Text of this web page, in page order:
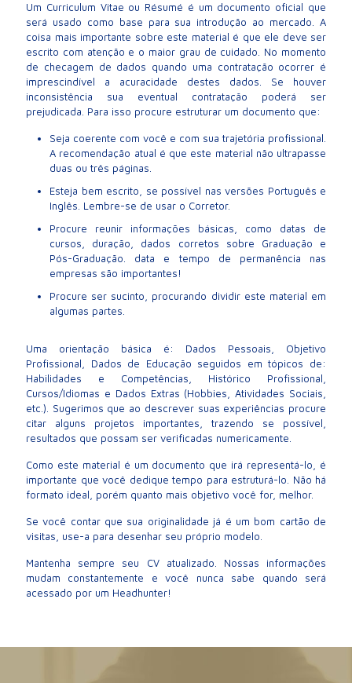
Um Curriculum Vitae ou Résumé é um documento oficial que
será usado como base para sua introdução ao mercado. A
coisa mais importante sobre este material é que ele deve ser
escrito com atenção e o maior grau de cuidado. No momento
de checagem de dados quando uma contratação ocorrer é
imprescindível a acuracidade destes dados. Se houver
inconsistência sua eventual contratação poderá ser
prejudicada. Para isso procure estruturar um documento que:
Seja coerente com você e com sua trajetória profissional.
A recomendação atual é que este material não ultrapasse
duas ou três páginas.
Esteja bem escrito, se possível nas versões Português e
Inglês. Lembre-se de usar o Corretor.
Procure reunir informações básicas, como datas de
cursos, duração, dados corretos sobre Graduação e
Pós-Graduação. data e tempo de permanência nas
empresas são importantes!
Procure ser sucinto, procurando dividir este material em
algumas partes.
Uma orientação básica é: Dados Pessoais, Objetivo
Profissional, Dados de Educação seguidos em tópicos de:
Habilidades e Competências, Histórico Profissional,
Cursos/Idiomas e Dados Extras (Hobbies, Atividades Sociais,
etc.). Sugerimos que ao descrever suas experiências procure
citar alguns projetos importantes, trazendo se possível,
resultados que possam ser verificadas numericamente.
Como este material é um documento que irá representá-lo, é
importante que você dedique tempo para estruturá-lo. Não há
formato ideal, porém quanto mais objetivo você for, melhor.
Se você contar que sua originalidade já é um bom cartão de
visitas, use-a para desenhar seu próprio modelo.
Mantenha sempre seu CV atualizado. Nossas informações
mudam constantemente e você nunca sabe quando será
acessado por um Headhunter!